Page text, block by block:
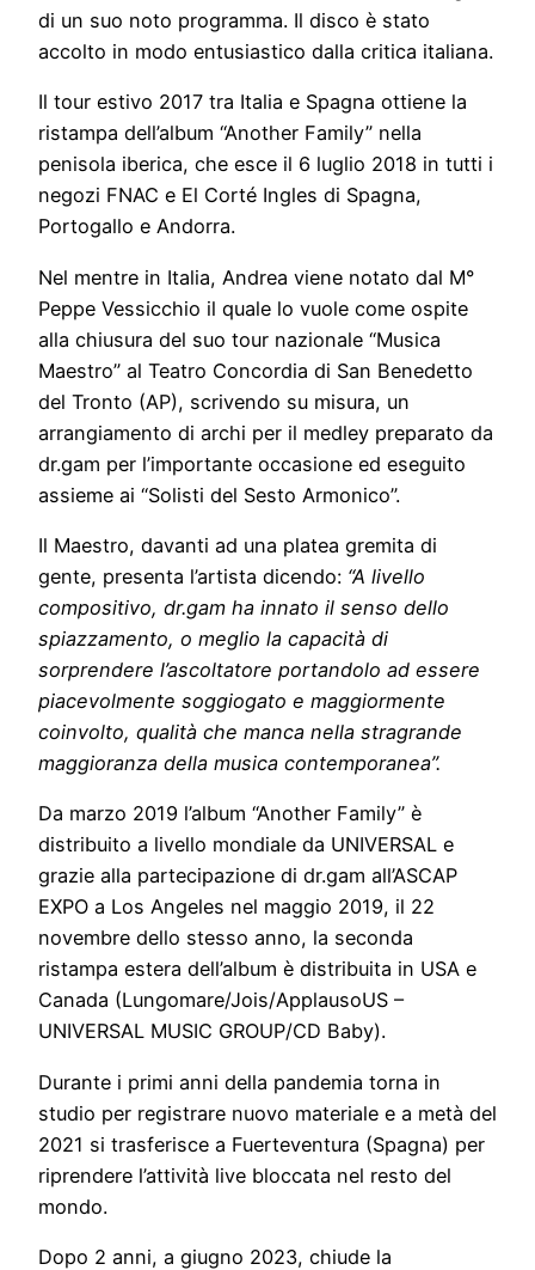
di un suo noto programma. Il disco è stato
accolto in modo entusiastico dalla critica italiana.
Il tour estivo 2017 tra Italia e Spagna ottiene la
ristampa dell’album “Another Family” nella
penisola iberica, che esce il 6 luglio 2018 in tutti i
negozi FNAC e El Corté Ingles di Spagna,
Portogallo e Andorra.
Nel mentre in Italia, Andrea viene notato dal M°
Peppe Vessicchio il quale lo vuole come ospite
alla chiusura del suo tour nazionale “Musica
Maestro” al Teatro Concordia di San Benedetto
del Tronto (AP), scrivendo su misura, un
arrangiamento di archi per il medley preparato da
dr.gam per l’importante occasione ed eseguito
assieme ai “Solisti del Sesto Armonico”.
Il Maestro, davanti ad una platea gremita di
gente, presenta l’artista dicendo: “A livello
compositivo, dr.gam ha innato il senso dello
spiazzamento, o meglio la capacità di
sorprendere l’ascoltatore portandolo ad essere
piacevolmente soggiogato e maggiormente
coinvolto, qualità che manca nella stragrande
maggioranza della musica contemporanea”.
Da marzo 2019 l’album “Another Family” è
distribuito a livello mondiale da UNIVERSAL e
grazie alla partecipazione di dr.gam all’ASCAP
EXPO a Los Angeles nel maggio 2019, il 22
novembre dello stesso anno, la seconda
ristampa estera dell’album è distribuita in USA e
Canada (Lungomare/Jois/ApplausoUS –
UNIVERSAL MUSIC GROUP/CD Baby).
Durante i primi anni della pandemia torna in
studio per registrare nuovo materiale e a metà del
2021 si trasferisce a Fuerteventura (Spagna) per
riprendere l’attività live bloccata nel resto del
mondo.
Dopo 2 anni, a giugno 2023, chiude la